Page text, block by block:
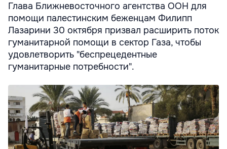
Глава Ближневосточного агентства ООН для
помощи палестинским беженцам Филипп
Лазарини 30 октября призвал расширить поток
гуманитарной помощи в сектор Газа, чтобы
удовлетворить "беспрецедентные
гуманитарные потребности".